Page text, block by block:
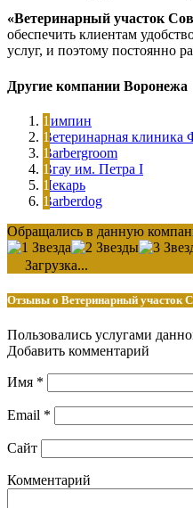
«Ветеринарный участок
обеспечить клиентам
услуг, и поэтому постоянно
Другие компании Воронежа
Римпин
Ветеринарная клиника
Barbergroom
Вгау им. Петра I
Лекарь
Barberdog
Обращались в данную
Загрузка...
Отзывы о Ветеринарный участок
Пользовались услугами
Добавить комментарий
Имя *
Email *
Сайт
Комментарий